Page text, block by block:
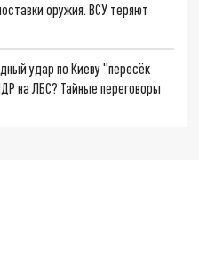
оружия. ВСУ теряют
удар по Киеву "пересёк
на ЛБС? Тайные переговоры